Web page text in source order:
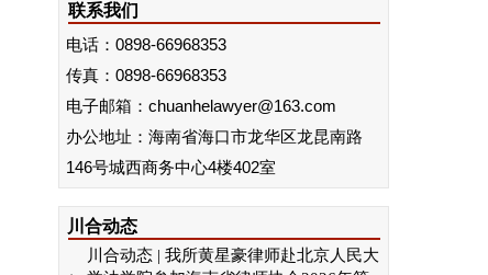
联系我们
电话：0898-66968353
传真： 0898-66968353
电子邮箱：chuanhelawyer@163.com
办公地址：海南省海口市龙华区龙昆南路
146号城西商务中心4楼402室
川合动态
川合动态 | 我所黄星豪律师赴北京人民大
学法学院参加海南省律师协会2026年第一